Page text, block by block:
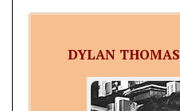
DYLAN THOMAS